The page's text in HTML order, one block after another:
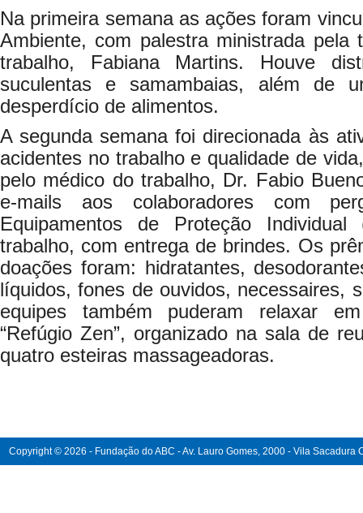
Na primeira semana as ações foram
Ambiente, com palestra ministrada pela
trabalho, Fabiana Martins. Houve
suculentas e samambaias, além de
desperdício de alimentos.
A segunda semana foi direcionada às
acidentes no trabalho e qualidade de
pelo médico do trabalho, Dr. Fabio
e-mails aos colaboradores com
Equipamentos de Proteção
trabalho, com entrega de brindes. Os
doações foram: hidratantes,
líquidos, fones de ouvidos, necessaires,
equipes também puderam relaxar
“Refúgio Zen”, organizado na sala de
quatro esteiras massageadoras.
Copyright © 2026 - Fundação do ABC - Av. Lauro Gomes, 2000 - Vila